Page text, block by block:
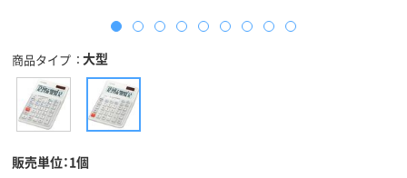
商品タイプ 大型
販売単位：1個